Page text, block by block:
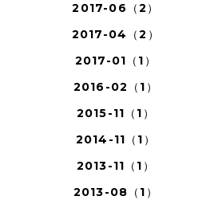
2017-06（2）
2017-04（2）
2017-01（1）
2016-02（1）
2015-11（1）
2014-11（1）
2013-11（1）
2013-08（1）